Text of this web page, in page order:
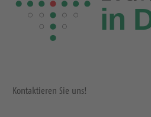
Kontaktieren Sie uns!